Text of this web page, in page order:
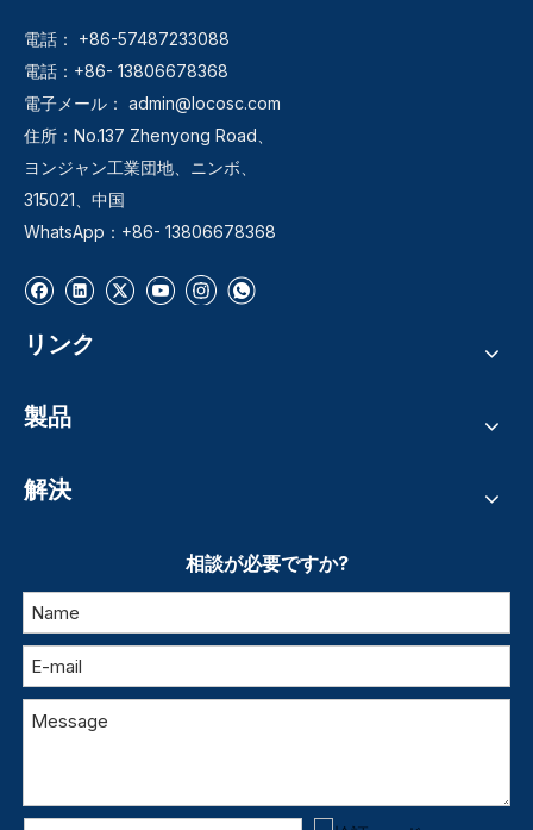
電話： +86-57487233088
電話：+86- 13806678368
電子メール： admin@locosc.com
住所：No.137 Zhenyong Road、
ヨンジャン工業団地、ニンボ、
315021、中国
WhatsApp：+86- 13806678368
リンク
製品
解決
相談が必要ですか?